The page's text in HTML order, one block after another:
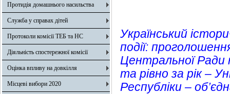
Протидія домашнього насильства
Служба у справах дітей
Протоколи комісії ТЕБ та НС
Діяльність спостережної комісії
Оцінка впливу на довкілля
Місцеві вибори 2020
Український
події:
Центральної Ради
та рівно за рік –
Республіки –